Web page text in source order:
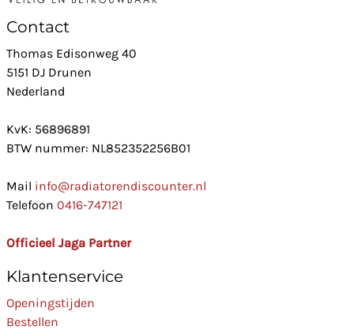
Contact
Thomas Edisonweg 40
5151 DJ Drunen
Nederland
KvK: 56896891
BTW nummer: NL852352256B01
Mail info@radiatorendiscounter.nl
Telefoon 0416-747121
Officieel Jaga Partner
Klantenservice
Openingstijden
Bestellen